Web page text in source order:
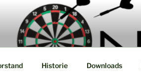
Dart Liga
Historie Downloads